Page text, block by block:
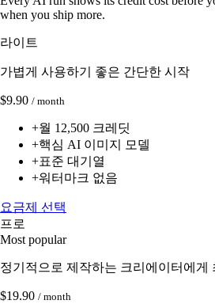
when you ship more.
라이트
가볍게 사용하기 좋은 간단한 시작
$9.90 / month
+월 12,500 크레딧
+핵심 AI 이미지 모델
+표준 대기열
+워터마크 없음
요금제 선택
프로
Most popular
정기적으로 제작하는 크리에이터에게
$19.90 / month